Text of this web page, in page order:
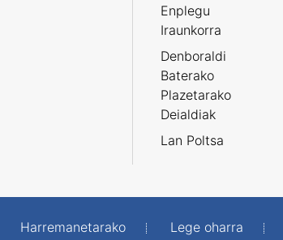
Enplegu
Iraunkorra
Denboraldi
Baterako
Plazetarako
Deialdiak
Lan Poltsa
Harremanetarako Lege oharra